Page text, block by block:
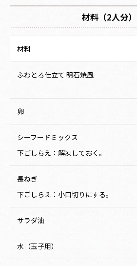
材料（2人分）
材料
ふわとろ仕立て 明石焼風
卵
シーフードミックス
下ごしらえ：解凍しておく。
長ねぎ
下ごしらえ：小口切りにする。
サラダ油
水（玉子用）